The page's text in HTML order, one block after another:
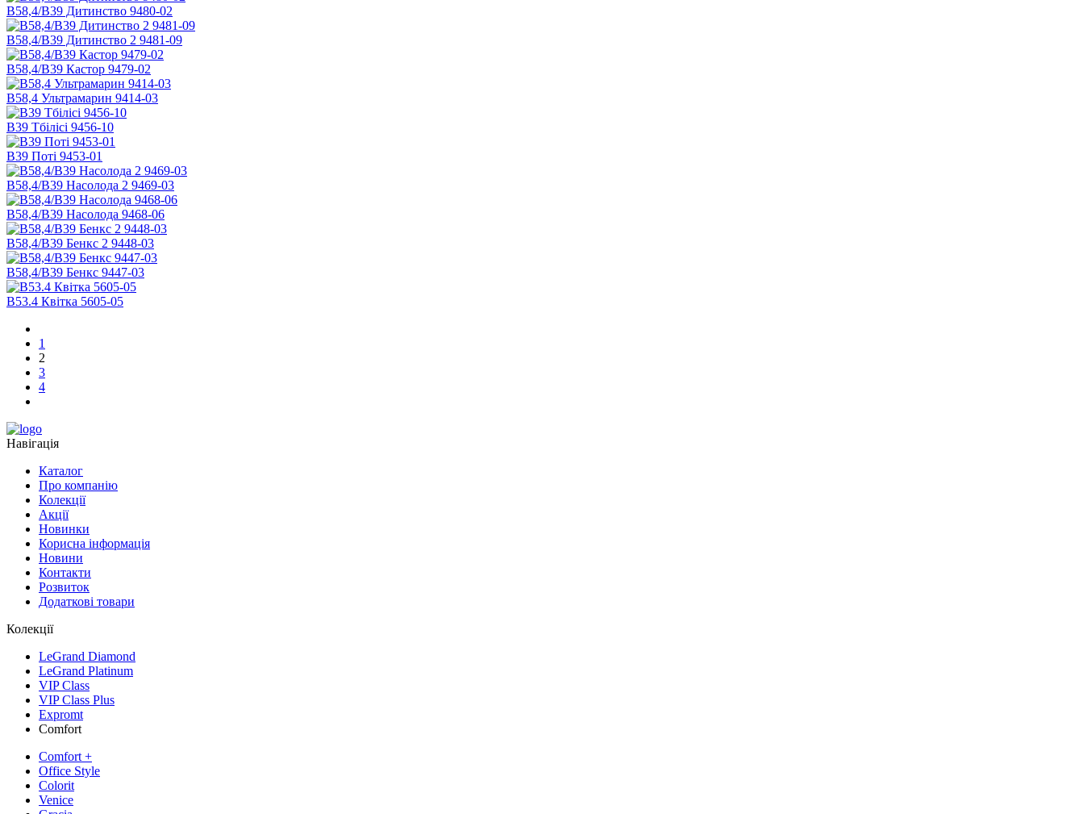
В58,4/В39 Дитинство 9480-02
В58,4/В39 Дитинство 2 9481-09
В58,4/В39 Кастор 9479-02
В58,4 Ультрамарин 9414-03
В39 Тбілісі 9456-10
В39 Поті 9453-01
B58,4/В39 Насолода 2 9469-03
B58,4/В39 Насолода 9468-06
B58,4/B39 Бенкс 2 9448-03
B58,4/B39 Бенкс 9447-03
В53.4 Квітка 5605-05
1
2
3
4
Навігація
Каталог
Про компанію
Колекції
Акції
Новинки
Корисна інформація
Новини
Контакти
Розвиток
Додаткові товари
Колекції
LeGrand Diamond
LeGrand Platinum
VIP Class
VIP Class Plus
Expromt
Comfort
Comfort +
Office Style
Colorit
Venice